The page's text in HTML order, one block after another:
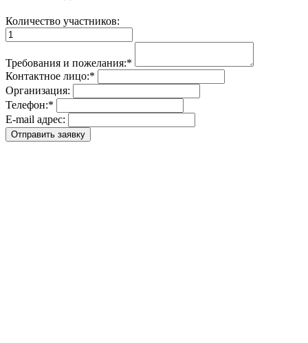
Количество участников:
Требования и пожелания:*
Контактное лицо:*
Организация:
Телефон:*
E-mail адрес: